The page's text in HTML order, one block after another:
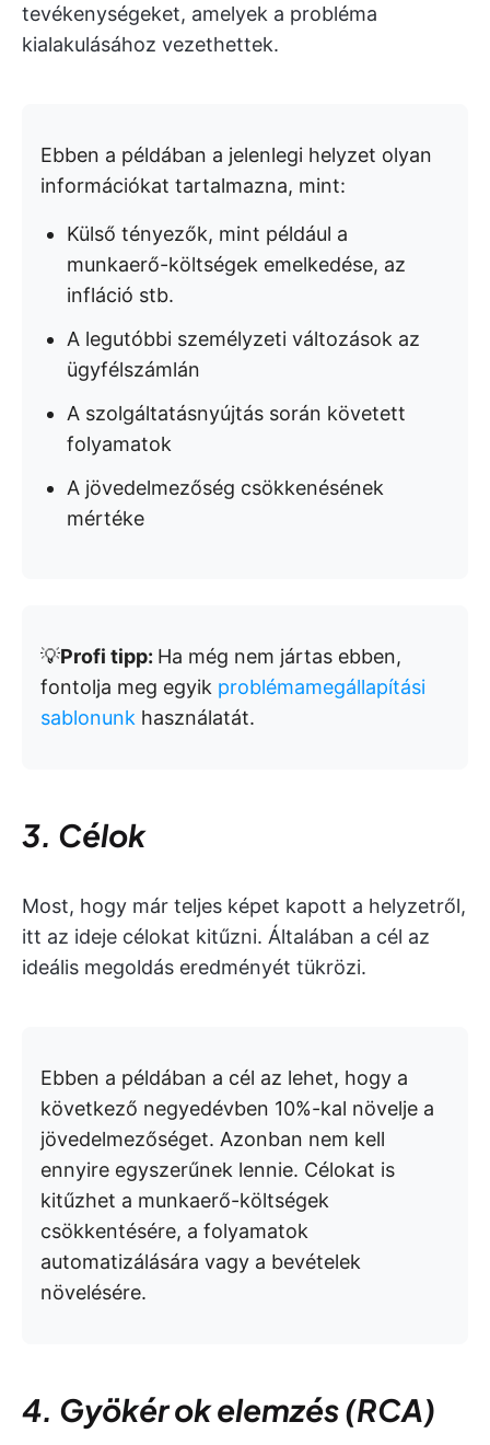
tevékenységeket, amelyek a probléma
kialakulásához vezethettek.
Ebben a példában a jelenlegi helyzet olyan
információkat tartalmazna, mint:
Külső tényezők, mint például a
munkaerő-költségek emelkedése, az
infláció stb.
A legutóbbi személyzeti változások az
ügyfélszámlán
A szolgáltatásnyújtás során követett
folyamatok
A jövedelmezőség csökkenésének
mértéke
💡Profi tipp: Ha még nem jártas ebben,
fontolja meg egyik problémamegállapítási
sablonunk használatát.
3. Célok
Most, hogy már teljes képet kapott a helyzetről,
itt az ideje célokat kitűzni. Általában a cél az
ideális megoldás eredményét tükrözi.
Ebben a példában a cél az lehet, hogy a
következő negyedévben 10%-kal növelje a
jövedelmezőséget. Azonban nem kell
ennyire egyszerűnek lennie. Célokat is
kitűzhet a munkaerő-költségek
csökkentésére, a folyamatok
automatizálására vagy a bevételek
növelésére.
4. Gyökér ok elemzés (RCA)